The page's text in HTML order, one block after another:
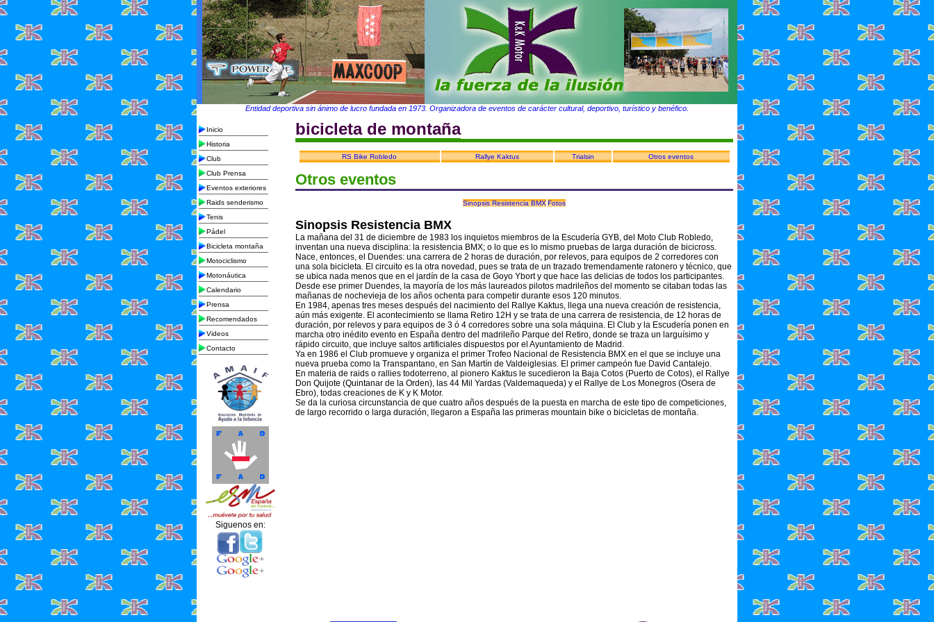
Entidad deportiva sin ánimo de lucro fundada en 1973. Organizadora de eventos de carácter cultural, deportivo, turístico y benéfico.
Inicio
Historia
Club
Club Prensa
Eventos exteriores
Raids senderismo
Tenis
Pádel
Bicicleta montaña
Motociclismo
Motonáutica
Calendario
Prensa
Recomendados
Videos
Contacto
Siguenos en:
bicicleta de montaña
RS Bike Robledo Rallye Kaktus Trialsin Otros eventos
Otros eventos
Sinopsis Resistencia BMXFotos
Sinopsis Resistencia BMX
La mañana del 31 de diciembre de 1983 los inquietos miembros de la Escudería GYB, del Moto Club Robledo,
inventan una nueva disciplina: la resistencia BMX; o lo que es lo mismo pruebas de larga duración de bicicross.
Nace, entonces, el Duendes: una carrera de 2 horas de duración, por relevos, para equipos de 2 corredores con
una sola bicicleta. El circuito es la otra novedad, pues se trata de un trazado tremendamente ratonero y técnico, que
se ubica nada menos que en el jardín de la casa de Goyo Ybort y que hace las delicias de todos los participantes.
Desde ese primer Duendes, la mayoría de los más laureados pilotos madrileños del momento se citaban todas las
mañanas de nochevieja de los años ochenta para competir durante esos 120 minutos.
En 1984, apenas tres meses después del nacimiento del Rallye Kaktus, llega una nueva creación de resistencia,
aún más exigente. El acontecimiento se llama Retiro 12H y se trata de una carrera de resistencia, de 12 horas de
duración, por relevos y para equipos de 3 ó 4 corredores sobre una sola máquina. El Club y la Escudería ponen en
marcha otro inédito evento en España dentro del madrileño Parque del Retiro, donde se traza un larguísimo y
rápido circuito, que incluye saltos artificiales dispuestos por el Ayuntamiento de Madrid.
Ya en 1986 el Club promueve y organiza el primer Trofeo Nacional de Resistencia BMX en el que se incluye una
nueva prueba como la Transpantano, en San Martín de Valdeiglesias. El primer campeón fue David Cantalejo.
En materia de raids o rallies todoterreno, al pionero Kaktus le sucedieron la Baja Cotos (Puerto de Cotos), el Rallye
Don Quijote (Quintanar de la Orden), las 44 Mil Yardas (Valdemaqueda) y el Rallye de Los Monegros (Osera de
Ebro), todas creaciones de K y K Motor.
Se da la curiosa circunstancia de que cuatro años después de la puesta en marcha de este tipo de competiciones,
de largo recorrido o larga duración, llegaron a España las primeras mountain bike o bicicletas de montaña.